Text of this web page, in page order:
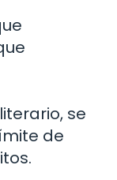
se
de